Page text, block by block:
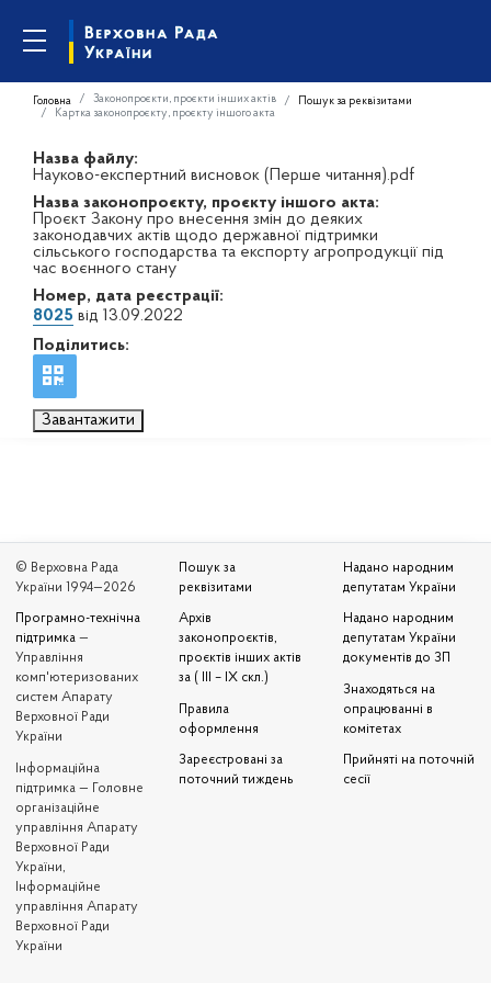
Головна Законопроєкти, проєкти інших актів
Пошук за реквізитами
Картка законопроєкту, проєкту іншого акта
Назва файлу:
Науково-експертний висновок (Перше читання).pdf
Назва законопроєкту, проєкту іншого акта:
Проєкт Закону про внесення змін до деяких
законодавчих актів щодо державної підтримки
сільського господарства та експорту агропродукції під
час воєнного стану
Номер, дата реєстрації:
8025 від 13.09.2022
Поділитись:
Завантажити
© Верховна Рада
України 1994—2026
Програмно-технічна
підтримка —
Управління
комп'ютеризованих
систем Апарату
Верховної Ради
України
Iнформаційна
підтримка — Головне
організаційне
управління Апарату
Верховної Ради
України,
Інформаційне
управління Апарату
Верховної Ради
України
Пошук за
реквізитами
Архів
законопроєктів,
проєктів інших актів
за ( III – IX скл.)
Правила
оформлення
Зареєстровані за
поточний тиждень
Надано народним
депутатам України
Надано народним
депутатам України
документів до ЗП
Знаходяться на
опрацюванні в
комітетах
Прийняті на поточній
сесії